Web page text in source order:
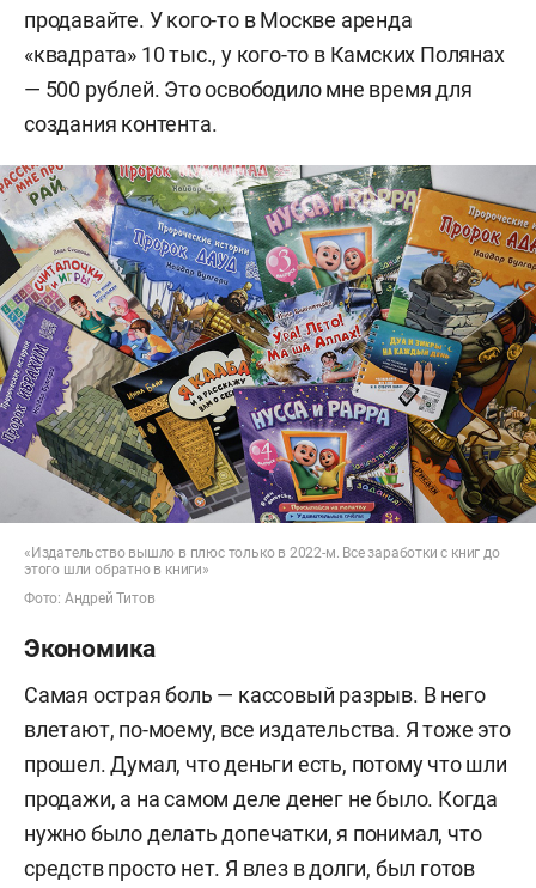
продавайте. У кого-то в Москве аренда
«квадрата» 10 тыс., у кого-то в Камских Полянах
— 500 рублей. Это освободило мне время для
создания контента.
«Издательство вышло в плюс только в 2022-м. Все заработки с книг до
этого шли обратно в книги»
Фото: Андрей Титов
Экономика
Самая острая боль — кассовый разрыв. В него
влетают, по-моему, все издательства. Я тоже это
прошел. Думал, что деньги есть, потому что шли
продажи, а на самом деле денег не было. Когда
нужно было делать допечатки, я понимал, что
средств просто нет. Я влез в долги, был готов